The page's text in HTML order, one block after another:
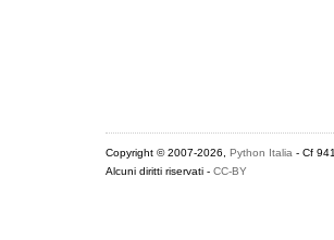
Copyright © 2007-2026, Python Italia - Cf
Alcuni diritti riservati - CC-BY